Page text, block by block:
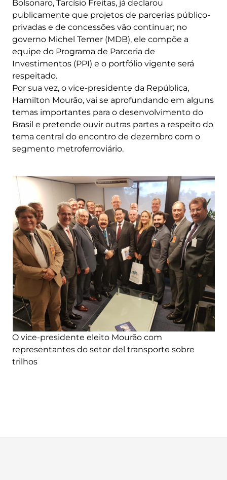
Bolsonaro, Tarcísio Freitas, já declarou
publicamente que projetos de parcerias público-
privadas e de concessões vão continuar; no
governo Michel Temer (MDB), ele compõe a
equipe do Programa de Parceria de
Investimentos (PPI) e o portfólio vigente será
respeitado.
Por sua vez, o vice-presidente da República,
Hamilton Mourão, vai se aprofundando em alguns
temas importantes para o desenvolvimento do
Brasil e pretende ouvir outras partes a respeito do
tema central do encontro de dezembro com o
segmento metroferroviário.
O vice-presidente eleito Mourão com
representantes do setor del transporte sobre
trilhos